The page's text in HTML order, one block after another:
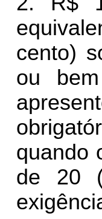
cento)
ou
quando
de 20